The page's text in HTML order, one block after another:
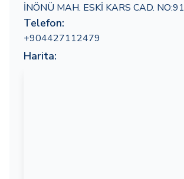
İNÖNÜ MAH. ESKİ KARS CAD. NO:91
Telefon:
+904427112479
Harita: